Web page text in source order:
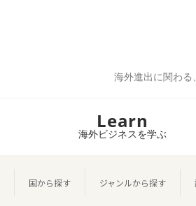
海外進出に関わる
Learn
海外ビジネスを学ぶ
国から探す ジャンルから探す